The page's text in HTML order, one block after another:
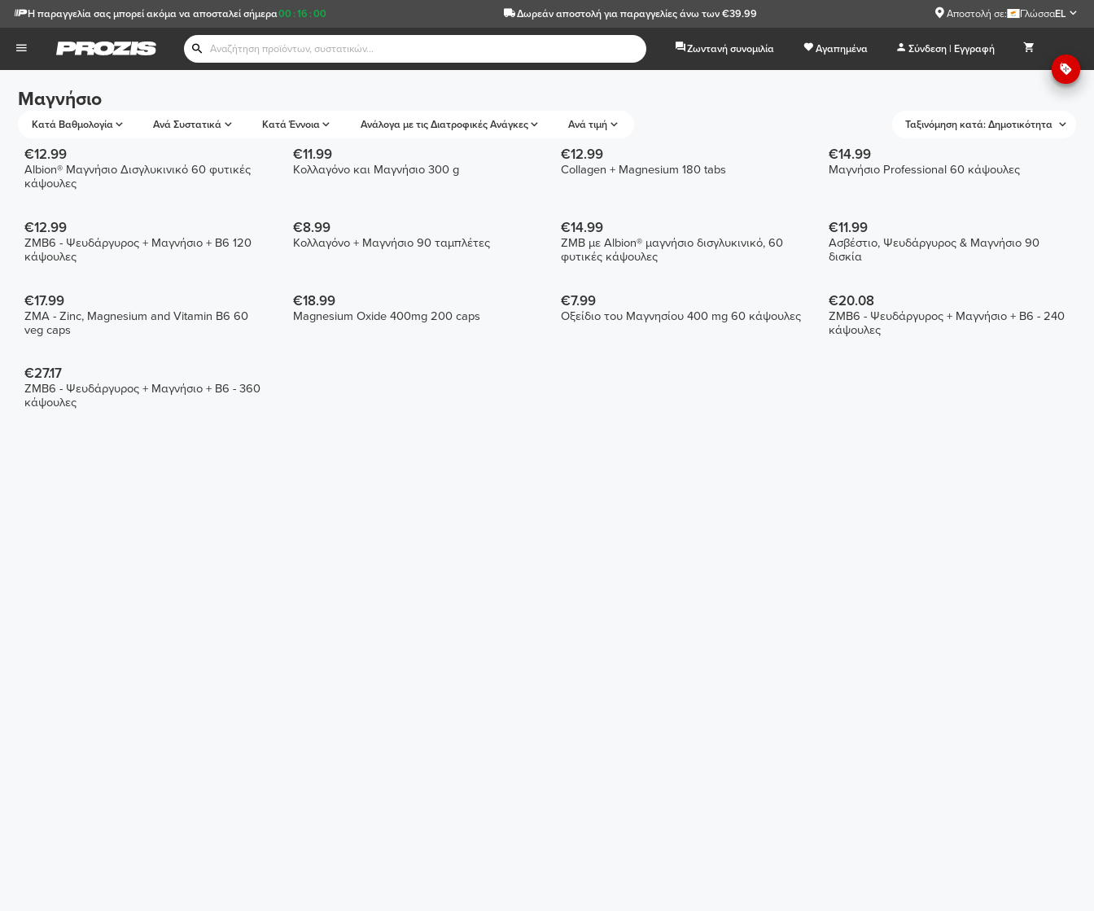
00 :16 :00
Η παραγγελία σας μπορεί ακόμα να αποσταλεί σήμερα Δωρεάν αποστολήγια παραγγελίες άνω των €39.99 Αποστολή σε: ΓλώσσαEL
Ζωντανή συνομιλία Αγαπημένα Σύνδεση | Εγγραφή
Μαγνήσιο
Κατά Βαθμολογία Ανά Συστατικά Κατά Έννοια Ανάλογα με τις Διατροφικές Ανάγκες Ανά τιμή Ταξινόμηση κατά: Δημοτικότητα
€12.99
Albion® Μαγνήσιο Δισγλυκινικό 60 φυτικές
κάψουλες
€11.99
Κολλαγόνο και Μαγνήσιο 300 g
€12.99
Collagen + Magnesium 180 tabs
€14.99
Μαγνήσιο Professional 60 κάψουλες
€12.99
ZMB6 - Ψευδάργυρος + Μαγνήσιο + B6 120
κάψουλες
€8.99
Κολλαγόνο + Μαγνήσιο 90 ταμπλέτες
€14.99
ZMB με Albion® μαγνήσιο δισγλυκινικό, 60
φυτικές κάψουλες
€11.99
Ασβέστιο, Ψευδάργυρος & Μαγνήσιο 90
δισκία
€17.99
ZMA - Zinc, Magnesium and Vitamin B6 60
veg caps
€18.99
Magnesium Oxide 400mg 200 caps
€7.99
Οξείδιο του Μαγνησίου 400 mg 60 κάψουλες
€20.08
ZMB6 - Ψευδάργυρος + Μαγνήσιο + B6 - 240
κάψουλες
€27.17
ZMB6 - Ψευδάργυρος + Μαγνήσιο + B6 - 360
κάψουλες